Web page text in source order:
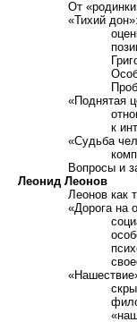
От
«Тихий
Г
О
П
«Поднятая
к
«Судьба
Вопросы и
Леонид Леонов
Леонов как
«Дорога на